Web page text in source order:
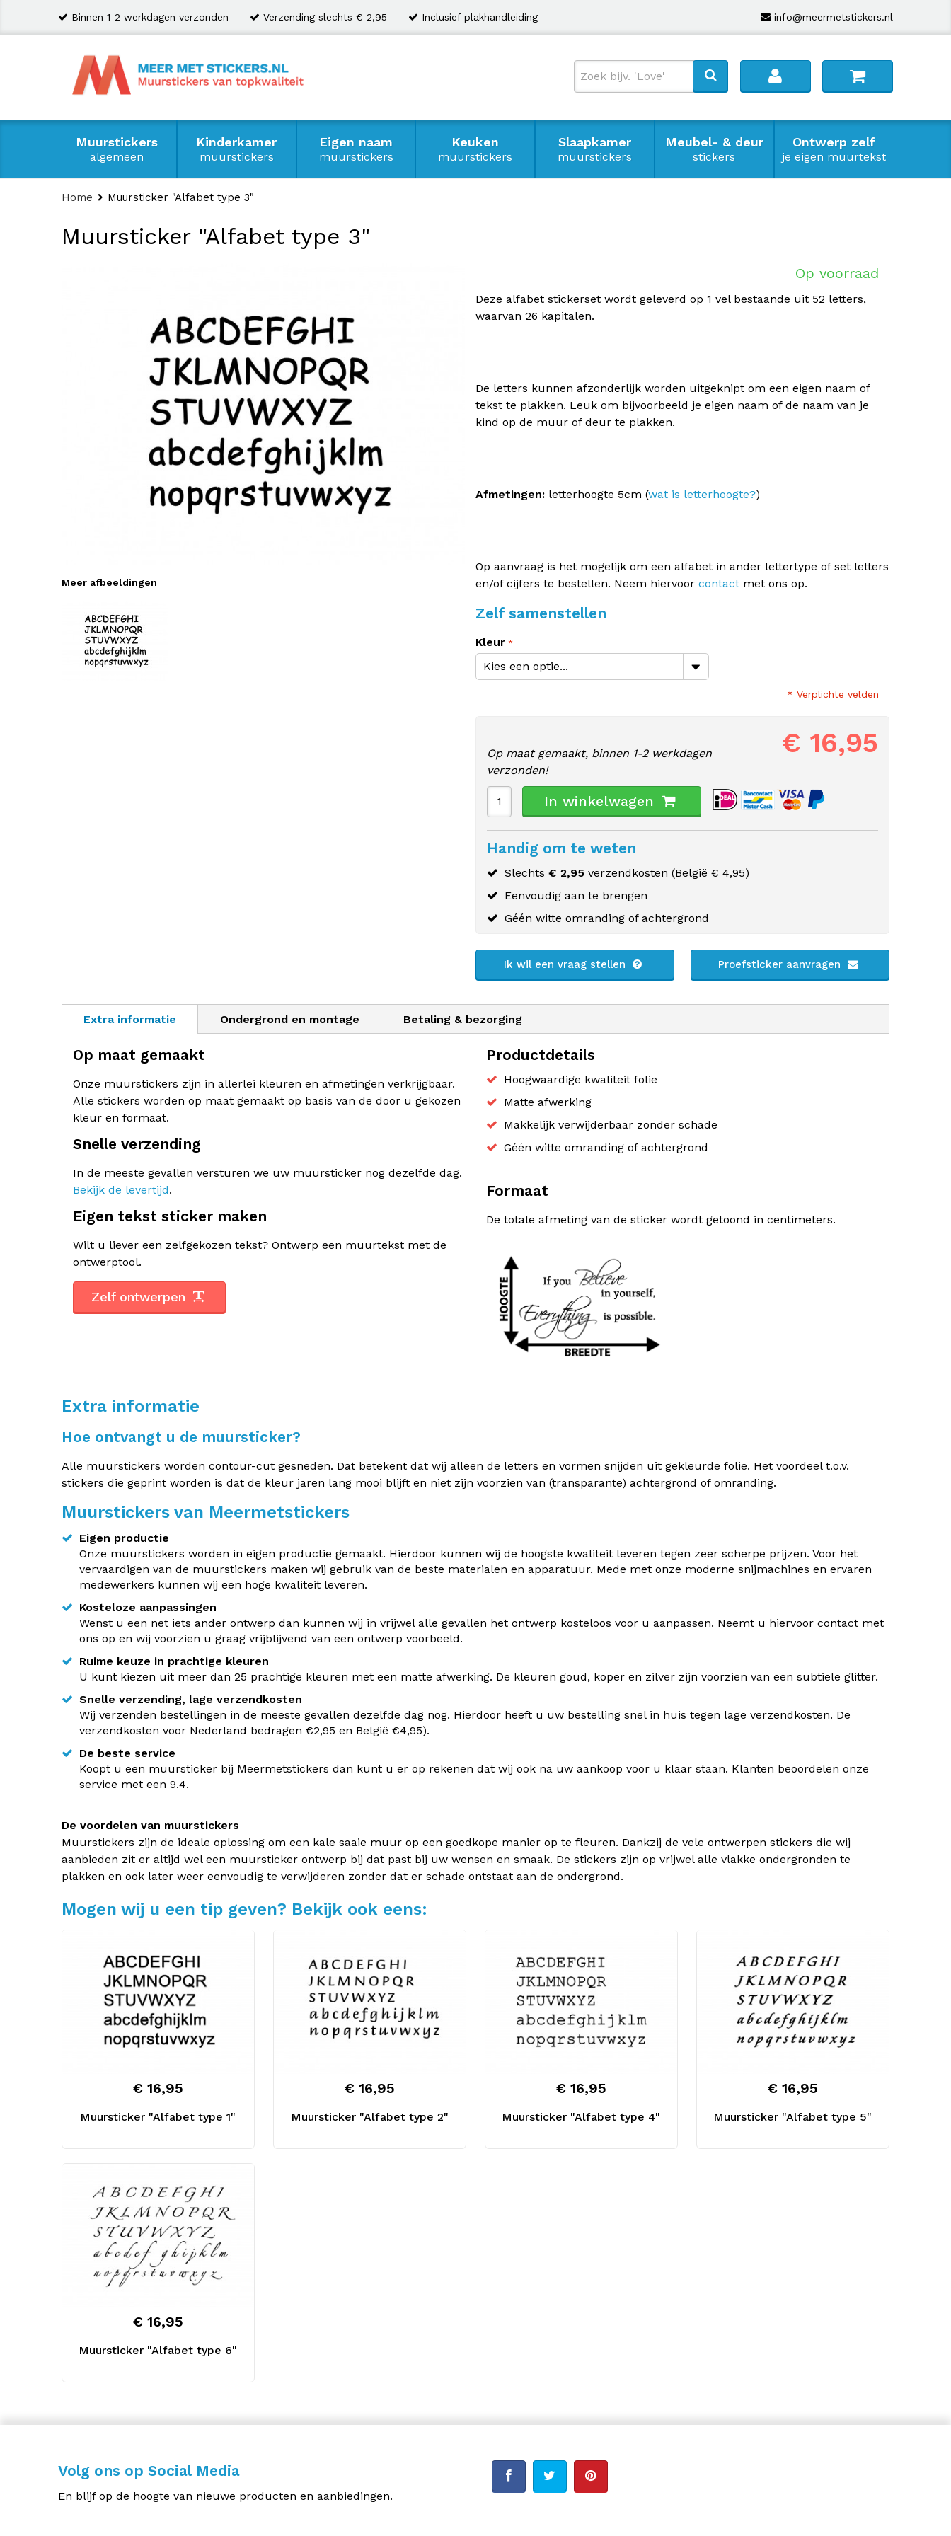
info@meermetstickers.nl
Binnen 1-2 werkdagen verzonden Verzending slechts € 2,95 Inclusief plakhandleiding
Muurstickers
algemeen
Kinderkamer
muurstickers
Eigen naam
muurstickers
Keuken
muurstickers
Slaapkamer
muurstickers
Meubel- & deur
stickers
Ontwerp zelf
je eigen muurtekst
Home Muursticker "Alfabet type 3"
Muursticker "Alfabet type 3"
Meer afbeeldingen
Op voorraad
Deze alfabet stickerset wordt geleverd op 1 vel bestaande uit 52 letters,
waarvan 26 kapitalen.
De letters kunnen afzonderlijk worden uitgeknipt om een eigen naam of
tekst te plakken. Leuk om bijvoorbeeld je eigen naam of de naam van je
kind op de muur of deur te plakken.
Afmetingen: letterhoogte 5cm (wat is letterhoogte?)
Op aanvraag is het mogelijk om een alfabet in ander lettertype of set letters
en/of cijfers te bestellen. Neem hiervoor contact met ons op.
Zelf samenstellen
Kleur
* Verplichte velden
€ 16,95
Op maat gemaakt, binnen 1-2 werkdagen
verzonden!
In winkelwagen
Handig om te weten
Slechts € 2,95 verzendkosten (België € 4,95)
Eenvoudig aan te brengen
Géén witte omranding of achtergrond
Ik wil een vraag stellen Proefsticker aanvragen
Extra informatie Ondergrond en montage Betaling & bezorging
Op maat gemaakt
Onze muurstickers zijn in allerlei kleuren en afmetingen verkrijgbaar.
Alle stickers worden op maat gemaakt op basis van de door u gekozen
kleur en formaat.
Snelle verzending
In de meeste gevallen versturen we uw muursticker nog dezelfde dag.
Bekijk de levertijd.
Eigen tekst sticker maken
Wilt u liever een zelfgekozen tekst? Ontwerp een muurtekst met de
ontwerptool.
Zelf ontwerpen
Productdetails
Hoogwaardige kwaliteit folie
Matte afwerking
Makkelijk verwijderbaar zonder schade
Géén witte omranding of achtergrond
Formaat
De totale afmeting van de sticker wordt getoond in centimeters.
Extra informatie
Hoe ontvangt u de muursticker?
Alle muurstickers worden contour-cut gesneden. Dat betekent dat wij alleen de letters en vormen snijden uit gekleurde folie. Het voordeel t.o.v.
stickers die geprint worden is dat de kleur jaren lang mooi blijft en niet zijn voorzien van (transparante) achtergrond of omranding.
Muurstickers van Meermetstickers
Eigen productie
Onze muurstickers worden in eigen productie gemaakt. Hierdoor kunnen wij de hoogste kwaliteit leveren tegen zeer scherpe prijzen. Voor het
vervaardigen van de muurstickers maken wij gebruik van de beste materialen en apparatuur. Mede met onze moderne snijmachines en ervaren
medewerkers kunnen wij een hoge kwaliteit leveren.
Kosteloze aanpassingen
Wenst u een net iets ander ontwerp dan kunnen wij in vrijwel alle gevallen het ontwerp kosteloos voor u aanpassen. Neemt u hiervoor contact met
ons op en wij voorzien u graag vrijblijvend van een ontwerp voorbeeld.
Ruime keuze in prachtige kleuren
U kunt kiezen uit meer dan 25 prachtige kleuren met een matte afwerking. De kleuren goud, koper en zilver zijn voorzien van een subtiele glitter.
Snelle verzending, lage verzendkosten
Wij verzenden bestellingen in de meeste gevallen dezelfde dag nog. Hierdoor heeft u uw bestelling snel in huis tegen lage verzendkosten. De
verzendkosten voor Nederland bedragen €2,95 en België €4,95).
De beste service
Koopt u een muursticker bij Meermetstickers dan kunt u er op rekenen dat wij ook na uw aankoop voor u klaar staan. Klanten beoordelen onze
service met een 9.4.
De voordelen van muurstickers
Muurstickers zijn de ideale oplossing om een kale saaie muur op een goedkope manier op te fleuren. Dankzij de vele ontwerpen stickers die wij
aanbieden zit er altijd wel een muursticker ontwerp bij dat past bij uw wensen en smaak. De stickers zijn op vrijwel alle vlakke ondergronden te
plakken en ook later weer eenvoudig te verwijderen zonder dat er schade ontstaat aan de ondergrond.
Mogen wij u een tip geven? Bekijk ook eens:
Muursticker "Alfabet type 1"
€ 16,95
Muursticker "Alfabet type 2"
€ 16,95
Muursticker "Alfabet type 4"
€ 16,95
Muursticker "Alfabet type 5"
€ 16,95
Muursticker "Alfabet type 6"
€ 16,95
Volg ons op Social Media
En blijf op de hoogte van nieuwe producten en aanbiedingen.